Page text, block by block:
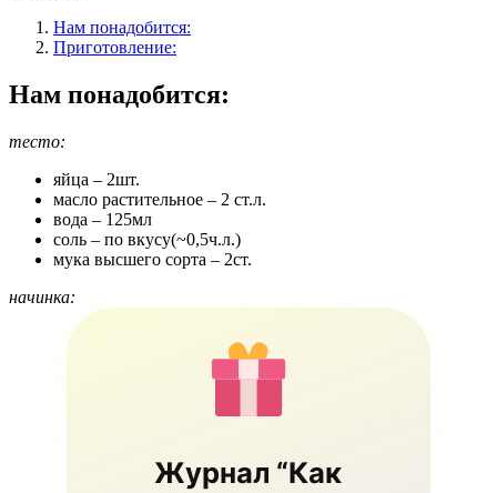
Нам понадобится:
Приготовление:
Нам понадобится:
тесто:
яйца – 2шт.
масло растительное – 2 ст.л.
вода – 125мл
соль – по вкусу(~0,5ч.л.)
мука высшего сорта – 2ст.
начинка:
Журнал “Как